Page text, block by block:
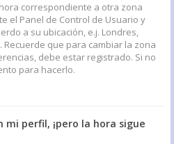
correspondiente a otra zona
el Panel de Control de Usuario y
a su ubicación, e.j. Londres,
Recuerde que para cambiar la zona
debe estar registrado. Si no
para hacerlo.
mi perfil, ¡pero la hora sigue